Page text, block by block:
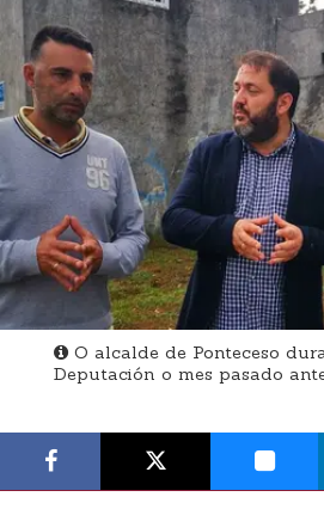
O alcalde de Ponteceso
Deputación o mes pasado